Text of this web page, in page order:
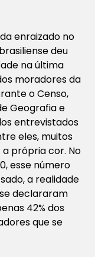
enraizado no
deu
na última
moradores da
o Censo,
Geografia e
entrevistados
eles, muitos
própria cor. No
esse número
a realidade
declararam
42% dos
que se